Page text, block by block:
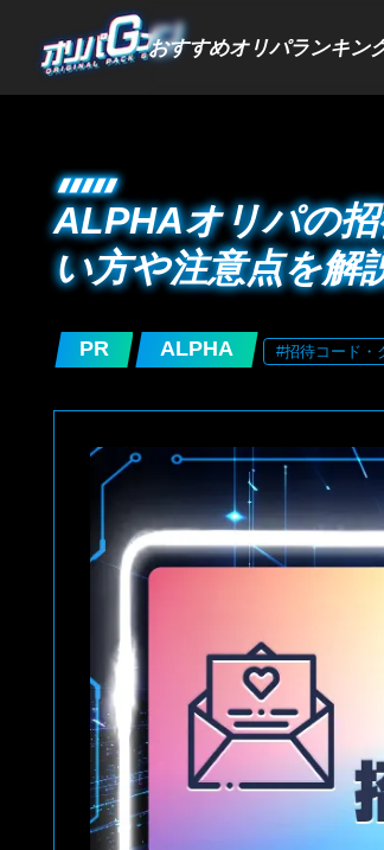
おすすめオリパランキン
ALPHAオリパの
い方や注意点を解
PR ALPHA #招待コード・